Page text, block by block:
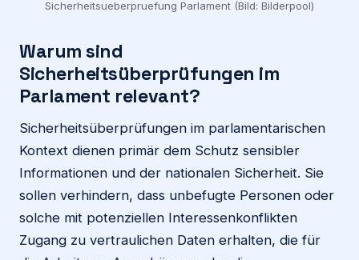
Sicherheitsueberpruefung Parlament (Bild: Bilderpool)
Warum sind
Sicherheitsüberprüfungen im
Parlament relevant?
Sicherheitsüberprüfungen im parlamentarischen
Kontext dienen primär dem Schutz sensibler
Informationen und der nationalen Sicherheit. Sie
sollen verhindern, dass unbefugte Personen oder
solche mit potenziellen Interessenkonflikten
Zugang zu vertraulichen Daten erhalten, die für